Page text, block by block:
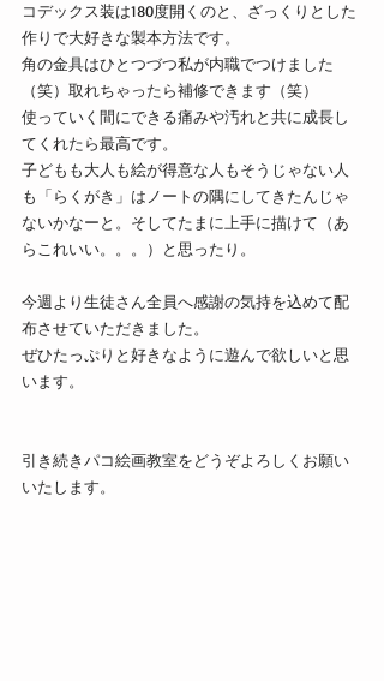
コデックス装は180度開くのと、ざっくりとした
作りで大好きな製本方法です。
角の金具はひとつづつ私が内職でつけました
（笑）取れちゃったら補修できます（笑）
使っていく間にできる痛みや汚れと共に成長し
てくれたら最高です。
子どもも大人も絵が得意な人もそうじゃない人
も「らくがき」はノートの隅にしてきたんじゃ
ないかなーと。そしてたまに上手に描けて（あ
らこれいい。。。）と思ったり。
今週より生徒さん全員へ感謝の気持を込めて配
布させていただきました。
ぜひたっぷりと好きなように遊んで欲しいと思
います。
引き続きパコ絵画教室をどうぞよろしくお願い
いたします。